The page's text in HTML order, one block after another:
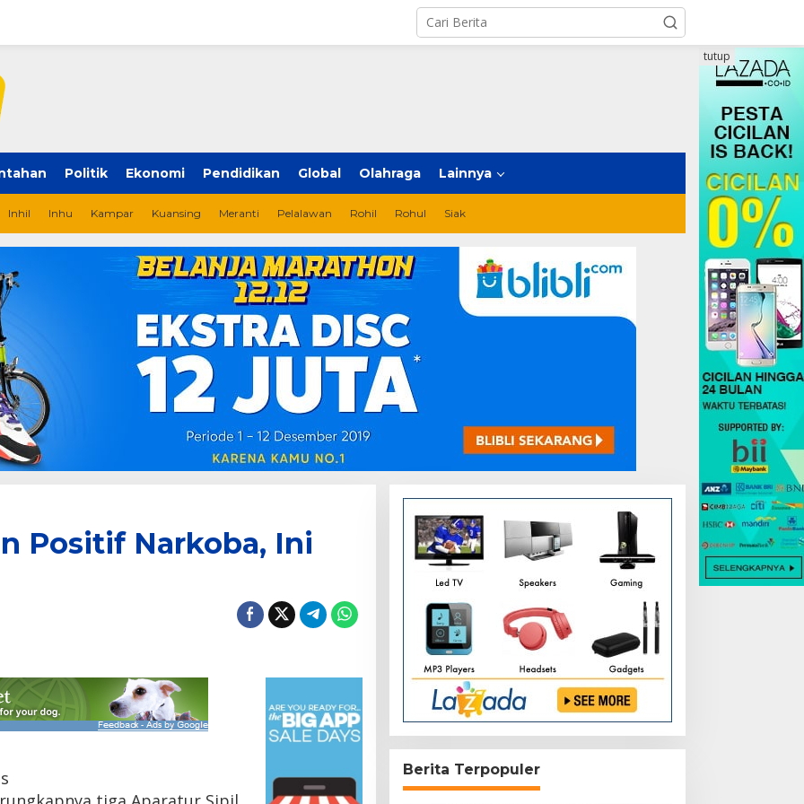
Politik Ekonomi Pendidikan Global Olahraga Lainnya
Inhil Inhu Kampar Kuansing Meranti Pelalawan Rohil Rohul Siak
tutup
Positif Narkoba, Ini
Berita Terpopuler